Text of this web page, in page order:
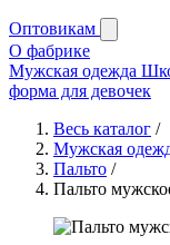
Оптовикам
О фабрике
Мужская одежда
форма для девочек
Весь каталог /
Мужская
Пальто /
Пальто